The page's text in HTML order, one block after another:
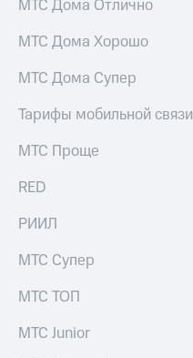
и акционерам
Корпоративное
секретарь
информации
Собрания
акционеров
Личный
кабинет
акционера
Акционерный
МТС Дома Отлично
МТС Дома Хорошо
МТС Дома Супер
Тарифы мобильной связи
МТС Проще
RED
РИИЛ
МТС Супер
МТС ТОП
МТС Junior